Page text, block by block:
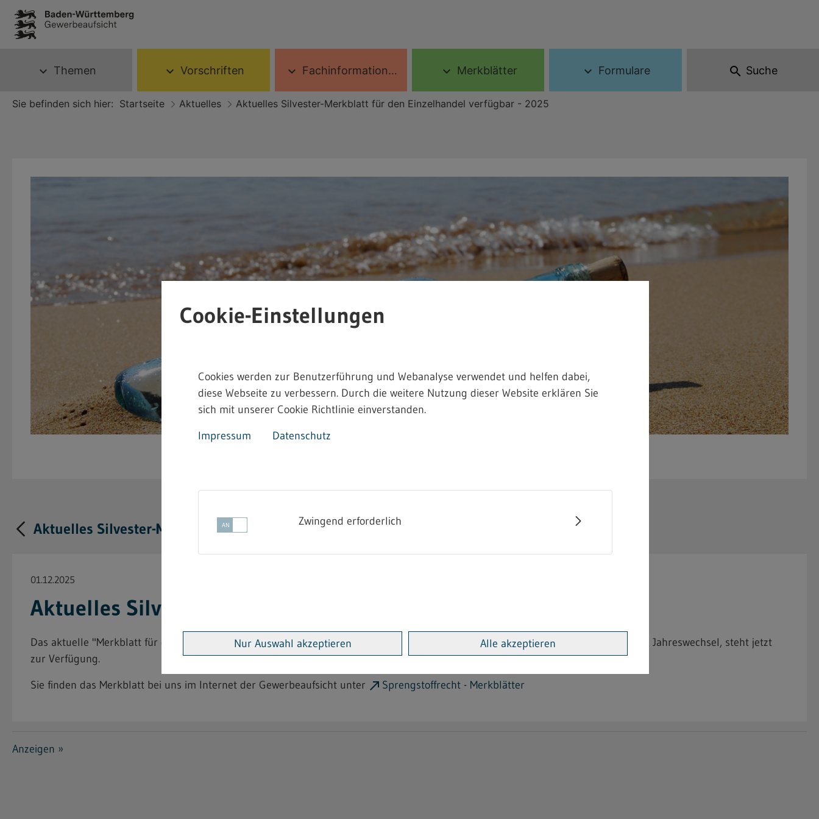
expand_more Themen expand_more Vorschriften expand_more Fachinformationen expand_more Merkblätter expand_more Formulare search Suche
Sie befinden sich hier: Startseite Aktuelles Aktuelles Silvester-Merkblatt für den Einzelhandel verfügbar - 2025
Aktuelles Silvester-Merkblatt für den Einzelhandel verfügbar - 2025
01.12.2025
Aktuelles Silvester-Merkblatt für den Einzelhandel verfügbar
Das aktuelle "Merkblatt für den Einzelhandel" über Verkauf und Aufbewahrung von Feuerwerkskörper der Kategorie F1 und F2 zum Jahreswechsel, steht jetzt
zur Verfügung.
Sie finden das Merkblatt bei uns im Internet der Gewerbeaufsicht unter
Sprengstoffrecht - Merkblätter
Anzeigen »
Cookie-Einstellungen
Cookies werden zur Benutzerführung und Webanalyse verwendet und helfen dabei,
diese Webseite zu verbessern. Durch die weitere Nutzung dieser Website erklären Sie
sich mit unserer Cookie Richtlinie einverstanden.
Impressum
Datenschutz
Zwingend erforderlich
Nur Auswahl akzeptieren Alle akzeptieren